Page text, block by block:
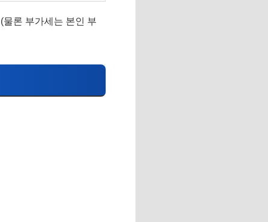
론 부가세는 본인 부